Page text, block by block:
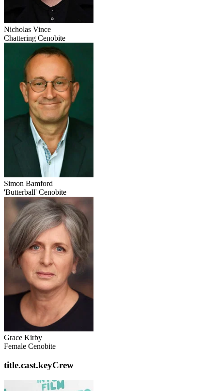
Nicholas Vince
Chattering Cenobite
Simon Bamford
'Butterball' Cenobite
Grace Kirby
Female Cenobite
title.cast.keyCrew